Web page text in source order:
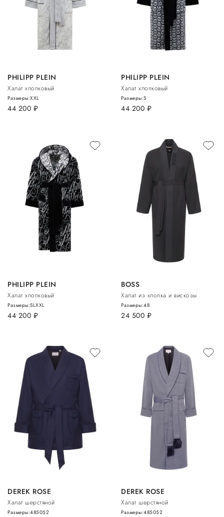
PHILIPP PLEIN
Халат хлопковый
44 200 руб.
Размеры:XXL
PHILIPP PLEIN
Халат хлопковый
44 200 руб.
Размеры:S
PHILIPP PLEIN
Халат хлопковый
44 200 руб.
Размеры:SLXXL
BOSS
Халат из хлопка и вискозы
24 500 руб.
Размеры:48
DEREK ROSE
Халат шерстяной
Размеры:485052
DEREK ROSE
Халат шерстяной
Размеры:485052